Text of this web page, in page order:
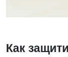
Как